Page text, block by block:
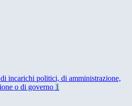
incarichi politici, di amministrazione,
o di governo 1